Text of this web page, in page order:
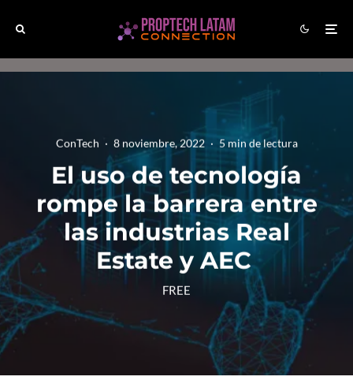
ConTech · 8 noviembre, 2022 · 5 min de lectura
El uso de tecnología
rompe la barrera entre
las industrias Real
Estate y AEC
FREE